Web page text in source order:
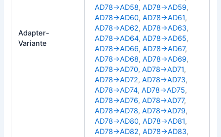
Adapter-
Variante
AD78→AD58, AD78→AD59,
AD78→AD60, AD78→AD61,
AD78→AD62, AD78→AD63,
AD78→AD64, AD78→AD65,
AD78→AD66, AD78→AD67,
AD78→AD68, AD78→AD69,
AD78→AD70, AD78→AD71,
AD78→AD72, AD78→AD73,
AD78→AD74, AD78→AD75,
AD78→AD76, AD78→AD77,
AD78→AD78, AD78→AD79,
AD78→AD80, AD78→AD81,
AD78→AD82, AD78→AD83,